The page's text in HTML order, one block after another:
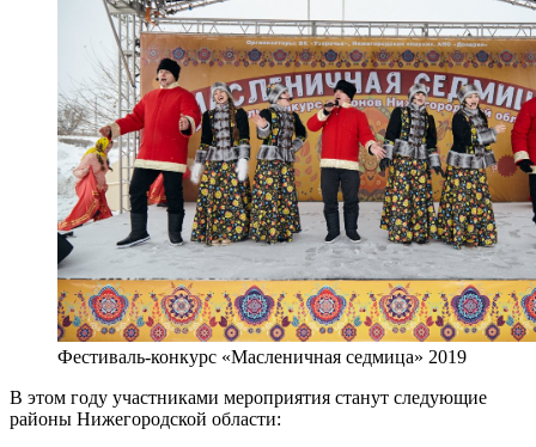
Фестиваль-конкурс «Масленичная седмица» 2019
В этом году участниками мероприятия станут следующие
районы Нижегородской области: